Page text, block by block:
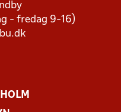
- fredag 9-16)